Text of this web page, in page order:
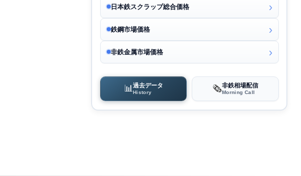
日本鉄スクラップ総合価格
鉄鋼市場価格
非鉄金属市場価格
📊 過去データ
History 🗞️非鉄相場配信
Morning Call